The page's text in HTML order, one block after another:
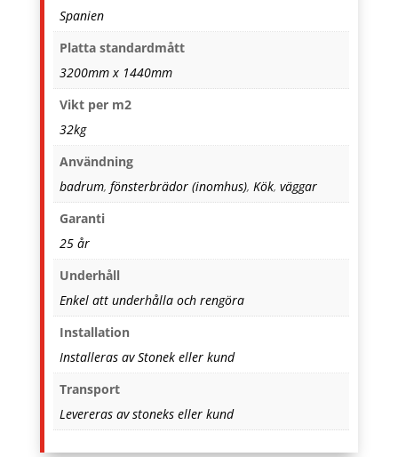
Spanien
Platta standardmått
3200mm x 1440mm
Vikt per m2
32kg
Användning
badrum, fönsterbrädor (inomhus), Kök, väggar
Garanti
25 år
Underhåll
Enkel att underhålla och rengöra
Installation
Installeras av Stonek eller kund
Transport
Levereras av stoneks eller kund